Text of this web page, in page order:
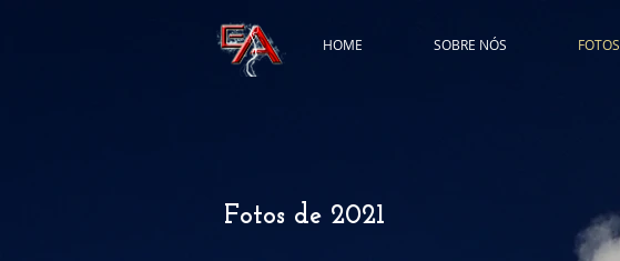
HOME SOBRE NÓS FOTOS
Fotos de 2021